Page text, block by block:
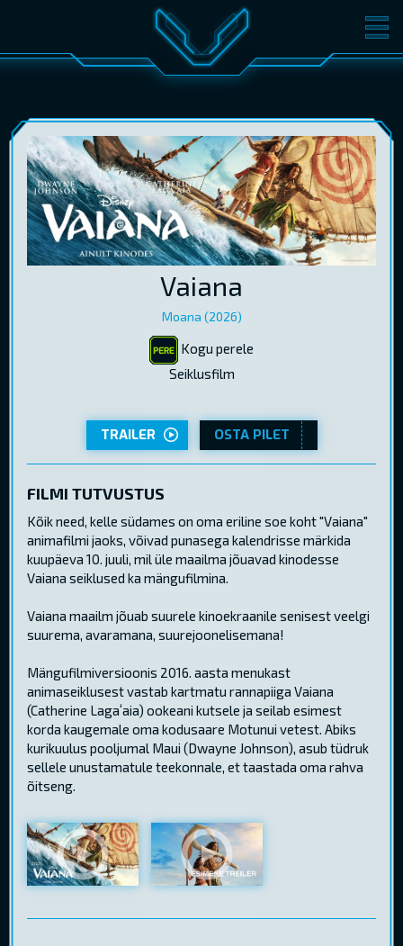
FILMID PILETID
KONVERENTS V-KLUBI
KINKEKAARDID
Vaiana
Moana (2026)
Kogu perele
Seiklusfilm
TRAILER OSTA PILET
FILMI TUTVUSTUS
Kõik need, kelle südames on oma eriline soe koht "Vaiana"
animafilmi jaoks, võivad punasega kalendrisse märkida
kuupäeva 10. juuli, mil üle maailma jõuavad kinodesse
Vaiana seiklused ka mängufilmina.
Vaiana maailm jõuab suurele kinoekraanile senisest veelgi
suurema, avaramana, suurejoonelisemana!
Mängufilmiversioonis 2016. aasta menukast
animaseiklusest vastab kartmatu rannapiiga Vaiana
(Catherine Lagaʻaia) ookeani kutsele ja seilab esimest
korda kaugemale oma kodusaare Motunui vetest. Abiks
kurikuulus pooljumal Maui (Dwayne Johnson), asub tüdruk
sellele unustamatule teekonnale, et taastada oma rahva
õitseng.